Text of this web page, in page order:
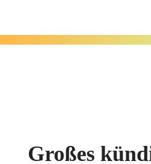
Zum
Großes